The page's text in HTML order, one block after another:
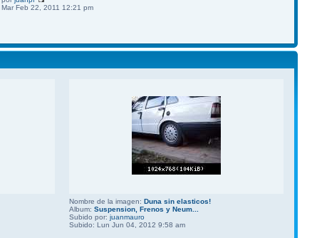
Mar Feb 22, 2011 12:21 pm
Nombre de la imagen: Duna sin elasticos!
Album: Suspension, Frenos y Neum...
Subido por: juanmauro
Subido: Lun Jun 04, 2012 9:58 am